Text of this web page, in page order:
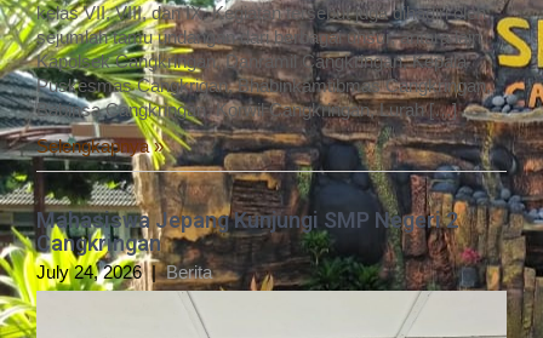
kelas VII, VIII, dan IX. Kegiatan tersebut juga dihadiri oleh
sejumlah tamu undangan dari berbagai unsur, antara lain
Kapolsek Cangkringan, Danramil Cangkringan, Kepala
Puskesmas Cangkrigan, Bhabinkamtibmas Cangkringan,
Babinsa Cangkringan, Korwil Cangkringan, Lurah […]
Selengkapnya »
Mahasiswa Jepang Kunjungi SMP Negeri 2
Cangkringan
July 24, 2026 |Berita